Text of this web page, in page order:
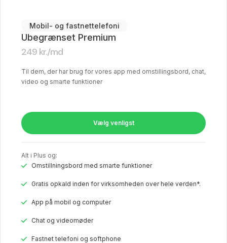
Mobil- og fastnettelefoni
Ubegrænset Premium
249 kr./md
Til dem, der har brug for vores app med omstillingsbord, chat,
video og smarte funktioner
Vælg venligst
Alt i Plus og:
Omstillningsbord med smarte funktioner
Gratis opkald inden for virksomheden over hele verden*.
App på mobil og computer
Chat og videomøder
Fastnet telefoni og softphone